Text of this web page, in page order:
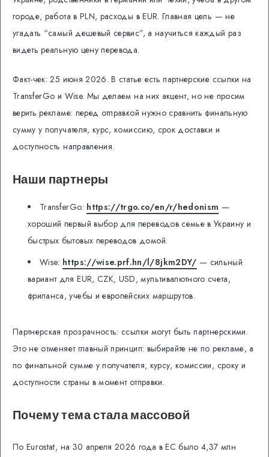
городе, работа в PLN, расходы в EUR. Главная цель — не
угадать “самый дешевый сервис”, а научиться каждый раз
видеть реальную цену перевода.
Факт-чек: 25 июня 2026. В статье есть партнерские ссылки на
TransferGo и Wise. Мы делаем на них акцент, но не просим
верить рекламе: перед отправкой нужно сравнить финальную
сумму у получателя, курс, комиссию, срок доставки и
доступность направления.
Наши партнеры
TransferGo: https://trgo.co/en/r/hedonism —
хороший первый выбор для переводов семье в Украину и
быстрых бытовых переводов домой.
Wise: https://wise.prf.hn/l/8jkm2DY/ — сильный
вариант для EUR, CZK, USD, мультивалютного счета,
фриланса, учебы и европейских маршрутов.
Партнерская прозрачность: ссылки могут быть партнерскими.
Это не отменяет главный принцип: выбирайте не по рекламе, а
по финальной сумме у получателя, курсу, комиссии, сроку и
доступности страны в момент отправки.
Почему тема стала массовой
По Eurostat, на 30 апреля 2026 года в ЕС было 4,37 млн